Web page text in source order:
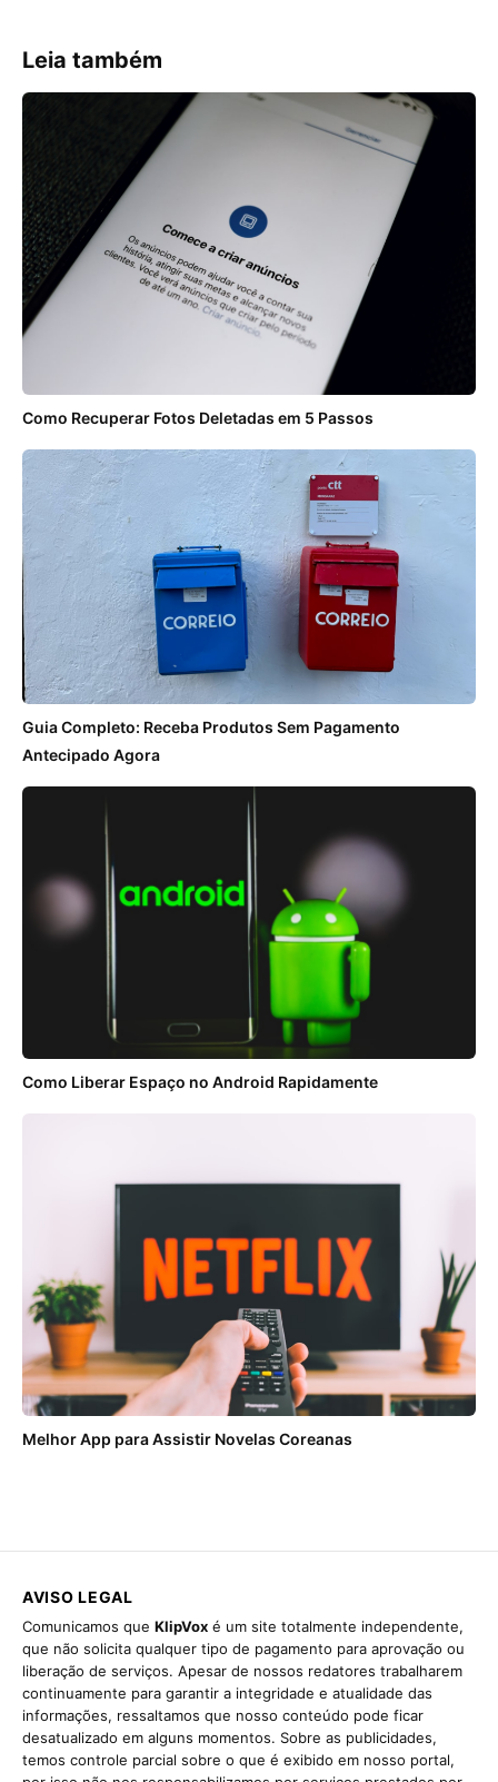
Leia também
Como Recuperar Fotos Deletadas em 5 Passos
Guia Completo: Receba Produtos Sem Pagamento
Antecipado Agora
Como Liberar Espaço no Android Rapidamente
Melhor App para Assistir Novelas Coreanas
AVISO LEGAL
Comunicamos que KlipVox é um site totalmente independente,
que não solicita qualquer tipo de pagamento para aprovação ou
liberação de serviços. Apesar de nossos redatores trabalharem
continuamente para garantir a integridade e atualidade das
informações, ressaltamos que nosso conteúdo pode ficar
desatualizado em alguns momentos. Sobre as publicidades,
temos controle parcial sobre o que é exibido em nosso portal,